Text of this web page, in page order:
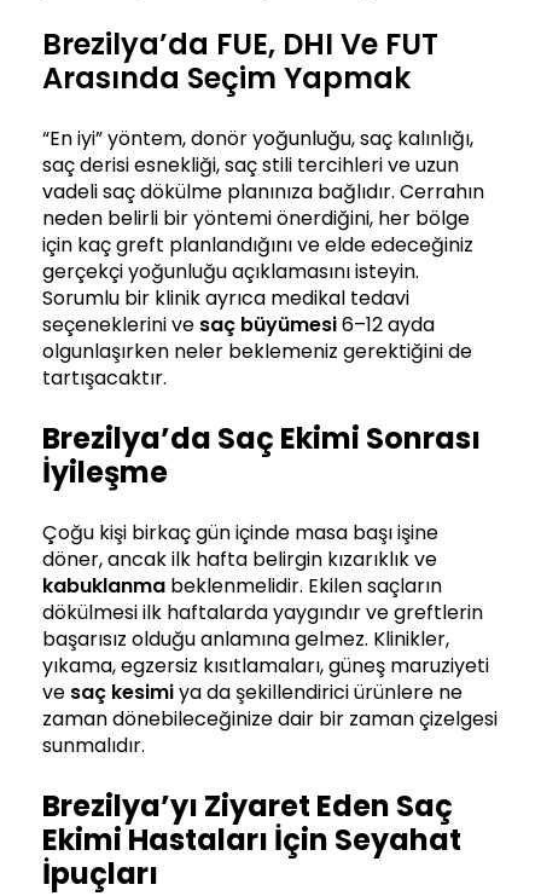
Brezilya’da FUE, DHI Ve FUT
Arasında Seçim Yapmak
“En iyi” yöntem, donör yoğunluğu, saç kalınlığı,
saç derisi esnekliği, saç stili tercihleri ve uzun
vadeli saç dökülme planınıza bağlıdır. Cerrahın
neden belirli bir yöntemi önerdiğini, her bölge
için kaç greft planlandığını ve elde edeceğiniz
gerçekçi yoğunluğu açıklamasını isteyin.
Sorumlu bir klinik ayrıca medikal tedavi
seçeneklerini ve saç büyümesi6–12 ayda
olgunlaşırken neler beklemeniz gerektiğini de
tartışacaktır.
Brezilya’da Saç Ekimi Sonrası
İyileşme
Çoğu kişi birkaç gün içinde masa başı işine
döner, ancak ilk hafta belirgin kızarıklık ve
kabuklanma beklenmelidir. Ekilen saçların
dökülmesi ilk haftalarda yaygındır ve greftlerin
başarısız olduğu anlamına gelmez. Klinikler,
yıkama, egzersiz kısıtlamaları, güneş maruziyeti
ve saç kesimiya da şekillendirici ürünlere ne
zaman dönebileceğinize dair bir zaman çizelgesi
sunmalıdır.
Brezilya’yı Ziyaret Eden Saç
Ekimi Hastaları İçin Seyahat
İpuçları